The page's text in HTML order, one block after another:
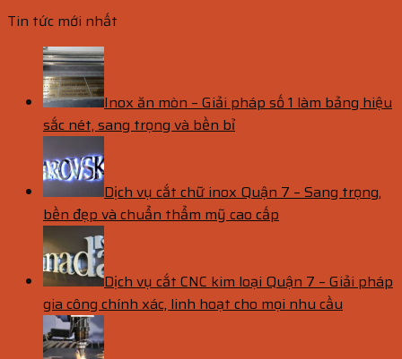
Tin tức mới nhất
Inox ăn mòn – Giải pháp số 1 làm bảng hiệu
sắc nét, sang trọng và bền bỉ
Dịch vụ cắt chữ inox Quận 7 – Sang trọng,
bền đẹp và chuẩn thẩm mỹ cao cấp
Dịch vụ cắt CNC kim loại Quận 7 – Giải pháp
gia công chính xác, linh hoạt cho mọi nhu cầu